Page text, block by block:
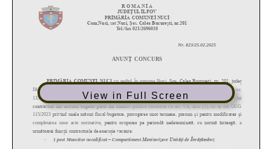
View in Full Screen